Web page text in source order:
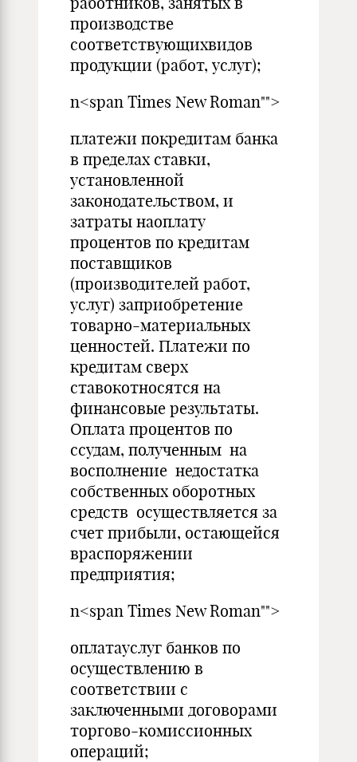
производстве
соответствующихвидов
продукции (работ, услуг);
n<span Times New Roman"">
платежи покредитам банка
в пределах ставки,
установленной
законодательством, и
затраты наоплату
процентов по кредитам
поставщиков
(производителей работ,
услуг) заприобретение
товарно-материальных
ценностей. Платежи по
кредитам сверх
ставокотносятся на
финансовые результаты.
Оплата процентов по
ссудам, полученным на
восполнение недостатка
собственных оборотных
средств осуществляется за
счет прибыли, остающейся
враспоряжении
предприятия;
n<span Times New Roman"">
оплатауслуг банков по
осуществлению в
соответствии с
заключенными договорами
торгово-комиссионных
операций;